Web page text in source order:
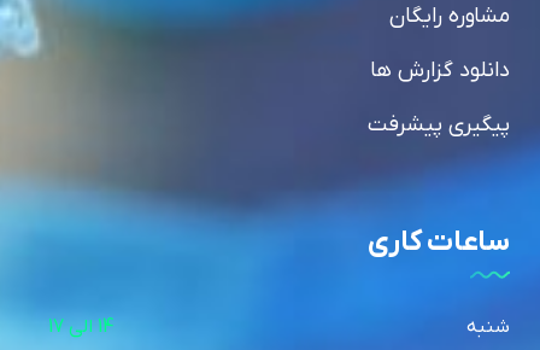
مشاوره رایگان
دانلود گزارش ها
پیگیری پیشرفت
ساعات کاری
شنبه